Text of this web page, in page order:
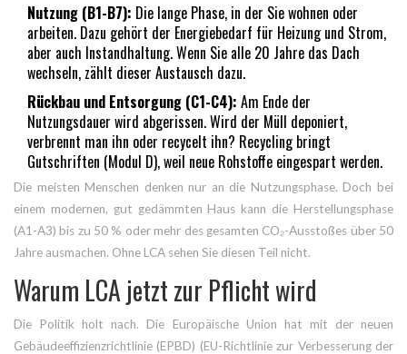
Nutzung (B1-B7): Die lange Phase, in der Sie wohnen oder
arbeiten. Dazu gehört der Energiebedarf für Heizung und Strom,
aber auch Instandhaltung. Wenn Sie alle 20 Jahre das Dach
wechseln, zählt dieser Austausch dazu.
Rückbau und Entsorgung (C1-C4): Am Ende der
Nutzungsdauer wird abgerissen. Wird der Müll deponiert,
verbrennt man ihn oder recycelt ihn? Recycling bringt
Gutschriften (Modul D), weil neue Rohstoffe eingespart werden.
Die meisten Menschen denken nur an die Nutzungsphase. Doch bei
einem modernen, gut gedämmten Haus kann die Herstellungsphase
(A1-A3) bis zu 50 % oder mehr des gesamten CO₂-Ausstoßes über 50
Jahre ausmachen. Ohne LCA sehen Sie diesen Teil nicht.
Warum LCA jetzt zur Pflicht wird
Die Politik holt nach. Die Europäische Union hat mit der neuen
Gebäudeeffizienzrichtlinie (EPBD) (EU-Richtlinie zur Verbesserung der